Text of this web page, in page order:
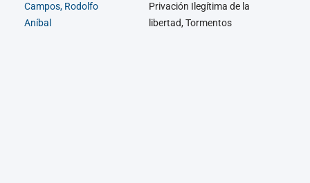
Campos, Rodolfo
Aníbal
Privación Ilegítima de la
libertad, Tormentos